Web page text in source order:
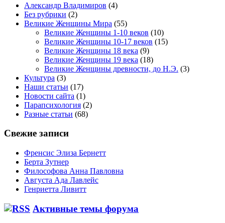
Александр Владимиров (4)
Без рубрики (2)
Великие Женщины Мира (55)
Великие Женщины 1-10 веков (10)
Великие Женщины 10-17 веков (15)
Великие Женщины 18 века (9)
Великие Женщины 19 века (18)
Великие Женщины древности, до Н.Э. (3)
Культура (3)
Наши статьи (17)
Новости сайта (1)
Парапсихология (2)
Разные статьи (68)
Свежие записи
Френсис Элиза Бернетт
Берта Зутнер
Философова Анна Павловна
Августа Ада Лавлейс
Генриетта Ливитт
Активные темы форума